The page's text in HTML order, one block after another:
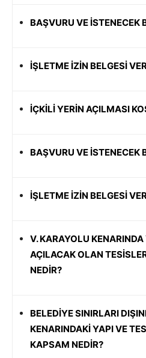
BAŞVURU VE İSTENECEK
İŞLETME İZİN BELGESİ
İÇKİLİ YERİN AÇILMASI
BAŞVURU VE İSTENECEK
İŞLETME İZİN BELGESİ
V. KARAYOLU
AÇILACAK OLAN
NEDİR?
BELEDİYE SINIRLARI
KENARINDAKİ YAPI VE
KAPSAM NEDİR?